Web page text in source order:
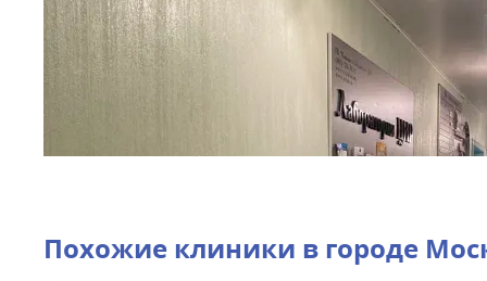
Похожие клиники в городе